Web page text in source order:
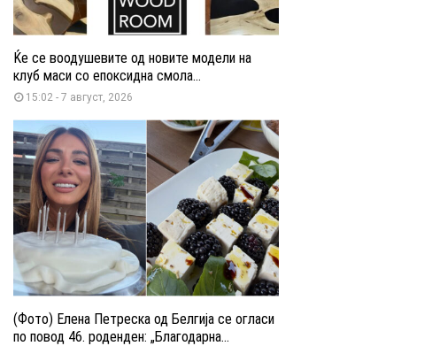
Ќе се воодушевите од новите модели на
клуб маси со епоксидна смола...
15:02 - 7 август, 2026
(Фото) Елена Петреска од Белгија се огласи
по повод 46. роденден: „Благодарна...